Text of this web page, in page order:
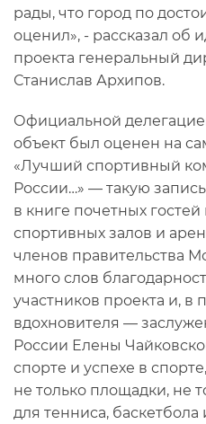
рады, что город по
оценил», - рассказал об
проекта генеральный
Станислав Архипов.
Официальной
объект был оценен на
«Лучший спортивный
России…» — такую
в книге почетных
спортивных залов и
членов правительства
много слов
участников проекта и, в
вдохновителя —
России Елены
спорте и успехе в
не только площадки, не
для тенниса,